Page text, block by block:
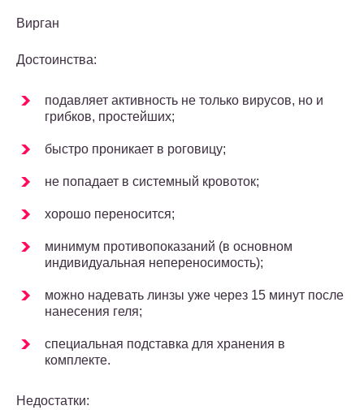
Вирган
Достоинства:
подавляет активность не только вирусов, но и
грибков, простейших;
быстро проникает в роговицу;
не попадает в системный кровоток;
хорошо переносится;
минимум противопоказаний (в основном
индивидуальная непереносимость);
можно надевать линзы уже через 15 минут после
нанесения геля;
специальная подставка для хранения в
комплекте.
Недостатки: